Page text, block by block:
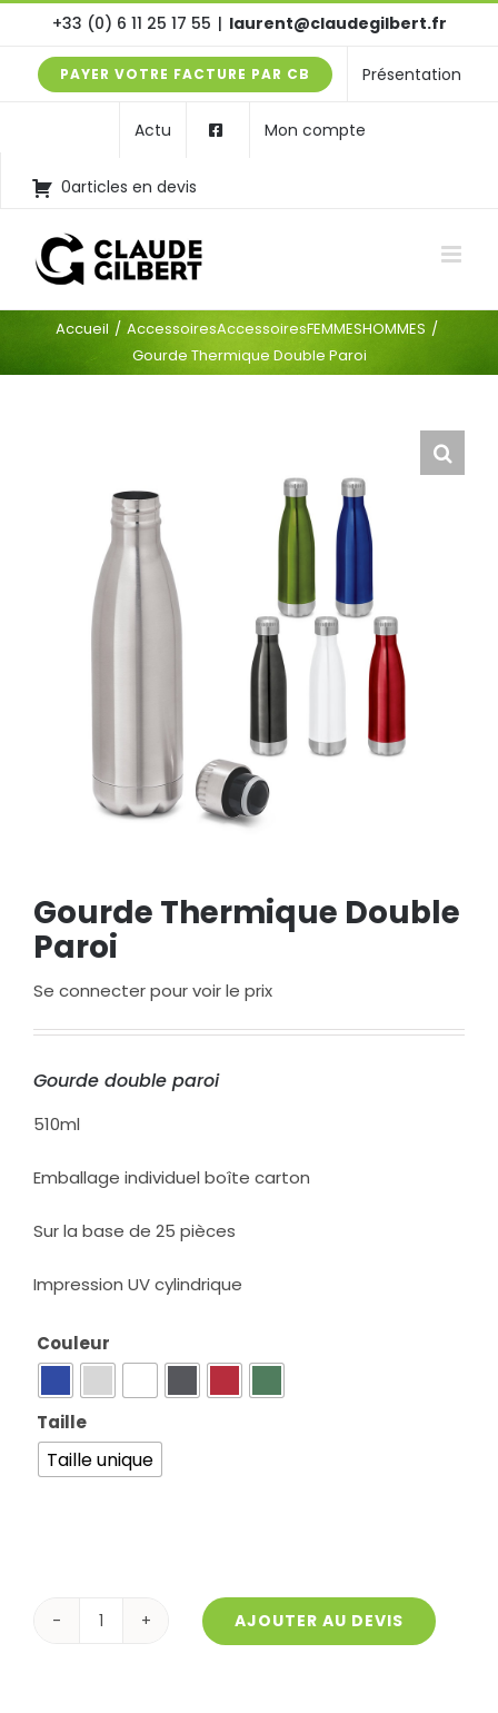
contenu
+33 (0) 6 11 25 17 55 | laurent@claudegilbert.fr
PAYER VOTRE FACTURE PAR CB Présentation
Actu
0articles en devis
Mon compte
Accueil AccessoiresAccessoiresFEMMESHOMMES
Gourde Thermique Double Paroi
Gourde Thermique Double
Paroi
Se connecter pour voir le prix
Gourde double paroi
510ml
Emballage individuel boîte carton
Sur la base de 25 pièces
Impression UV cylindrique
Couleur
Taille
Taille unique
quantité
AJOUTER AU DEVIS